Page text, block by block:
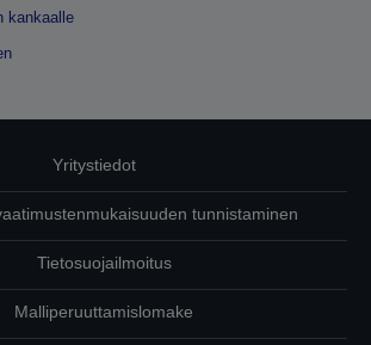
kankaalle
Yritystiedot
tunnistaminen
Tietosuojailmoitus
Malliperuuttamislomake